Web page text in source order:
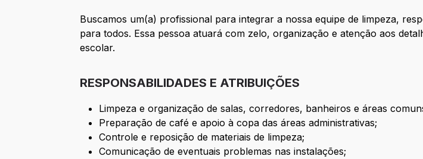
Buscamos um(a) profissional para integrar a nossa equipe de limpeza,
para todos. Essa pessoa atuará com zelo, organização e atenção aos
escolar.
RESPONSABILIDADES E ATRIBUIÇÕES
Limpeza e organização de salas, corredores, banheiros e áreas
Preparação de café e apoio à copa das áreas administrativas;
Controle e reposição de materiais de limpeza;
Comunicação de eventuais problemas nas instalações;